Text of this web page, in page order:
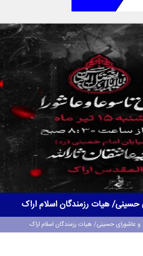
حسینی/ هیات رزمندگان اسلام اراک
و عاشورای حسینی/ هیات رزمندگان اسلام اراک